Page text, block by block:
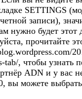
SETTINGS
записи),
нужно будет этот
прочитайте
tab/, чтобы узнать
ADN и у вас
вы можете